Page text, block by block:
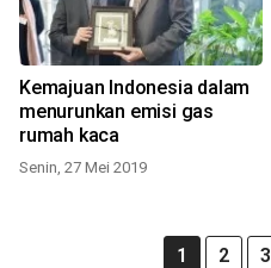
Kemajuan Indonesia dalam
menurunkan emisi gas
rumah kaca
Senin, 27 Mei 2019
1 2 3